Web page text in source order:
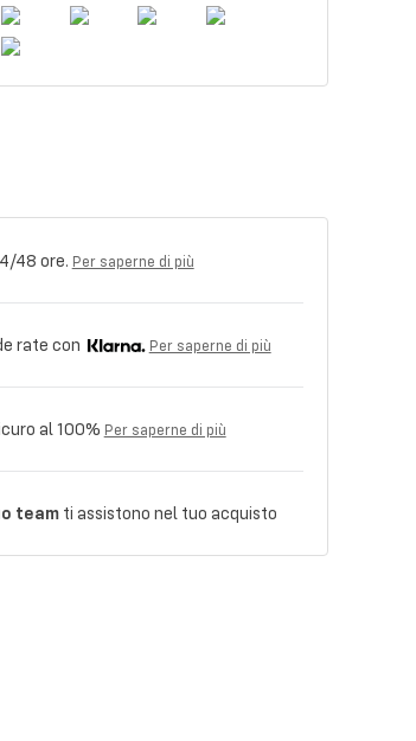
48 ore. Per saperne di più
rate con Per saperne di più
al 100% Per saperne di più
teamti assistono nel tuo acquisto